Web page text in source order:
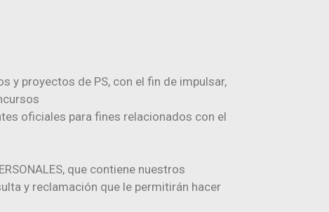
y proyectos de PS, con el fin de impulsar,
oficiales para fines relacionados con el
que contiene nuestros
y reclamación que le permitirán hacer